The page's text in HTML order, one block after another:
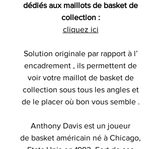
dédiés aux maillots de basket de
collection :
cliquez ici
Solution originale par rapport à l’
encadrement , ils permettent de
voir votre maillot de basket de
collection sous tous les angles et
de le placer où bon vous semble .
Anthony Davis est un joueur
de basket américain né à Chicago,